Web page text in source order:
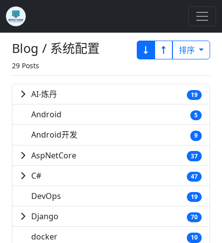
Blog / 系统配置
29 Posts
排序
AI-炼丹 19
Android 5
Android开发 9
AspNetCore 37
C# 47
DevOps 19
Django 70
docker 10